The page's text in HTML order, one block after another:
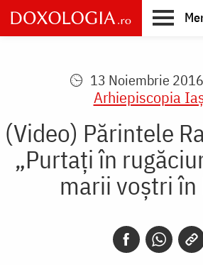
Skip
to
main
13 Noiembrie
Arhiepiscopia
(Video) Părintele
„Purtați în
marii voștri în